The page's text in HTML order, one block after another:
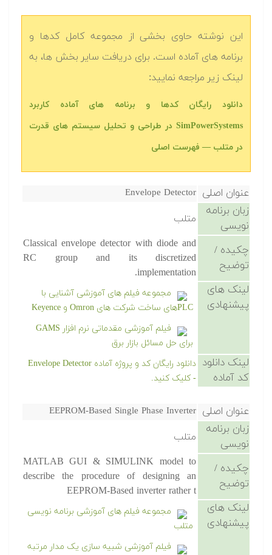
این نوشته حاوی بخشی از مجموعه کامل کدها و
برنامه های آماده است. برای دریافت سایر بخش ها، به
لینک زیر مراجعه نمایید:
‫‫دانلود رایگان کدها و برنامه های آماده کاربرد
SimPowerSystems در طراحی و تحلیل سیستم های قدرت
در متلب — فهرست اصلی
عنوان اصلی Envelope Detector
زبان برنامه
نویسی
متلب
چکیده /
توضیح
Classical envelope detector with diode and
RC group and its discretized
implementation.
لینک های
پیشنهادی
مجموعه فیلم های آموزشی آشنایی با
PLCهای ساخت شرکت های Omron و Keyence
فیلم آموزشی مقدماتی نرم افزار GAMS
برای حل مسائل بازار برق
لینک دانلود
کد آماده
دانلود رایگان کد و پروژه آماده Envelope Detector
- کلیک کنید.
عنوان اصلی EEPROM-Based Single Phase Inverter
زبان برنامه
نویسی
متلب
چکیده /
توضیح
MATLAB GUI & SIMULINK model to
describe the procedure of designing an
EEPROM-Based inverter rather t
لینک های
پیشنهادی
مجموعه فیلم های آموزشی برنامه نویسی
متلب
فیلم آموزشی شبیه سازی یک مدار مرتبه